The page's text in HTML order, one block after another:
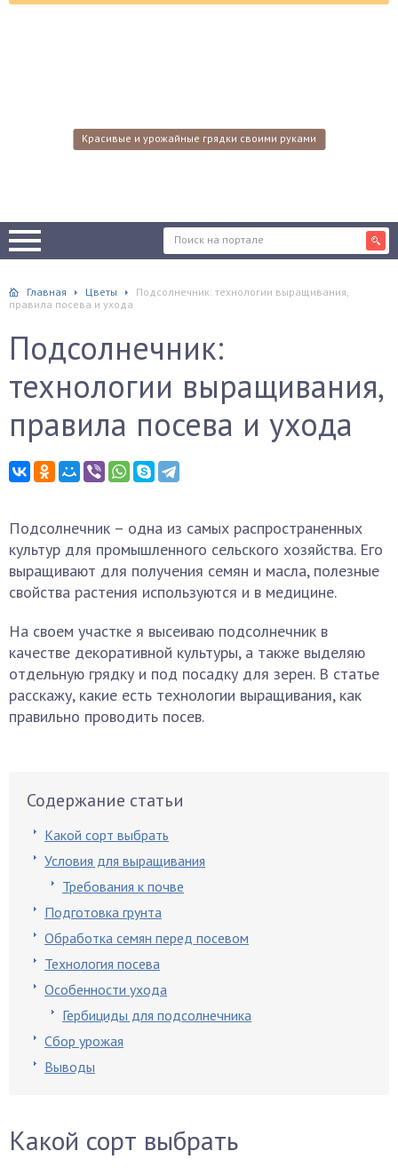
Красивые и урожайные грядки своими руками
Главная Цветы
Подсолнечник: технологии выращивания,
правила посева и ухода
Подсолнечник:
технологии выращивания,
правила посева и ухода
Подсолнечник – одна из самых распространенных
культур для промышленного сельского хозяйства. Его
выращивают для получения семян и масла, полезные
свойства растения используются и в медицине.
На своем участке я высеиваю подсолнечник в
качестве декоративной культуры, а также выделяю
отдельную грядку и под посадку для зерен. В статье
расскажу, какие есть технологии выращивания, как
правильно проводить посев.
Содержание статьи
Какой сорт выбрать
Условия для выращивания
Требования к почве
Подготовка грунта
Обработка семян перед посевом
Технология посева
Особенности ухода
Гербициды для подсолнечника
Сбор урожая
Выводы
Какой сорт выбрать